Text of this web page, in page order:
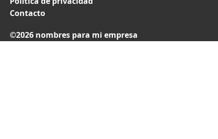
Contacto
©2026 nombres para mi empresa